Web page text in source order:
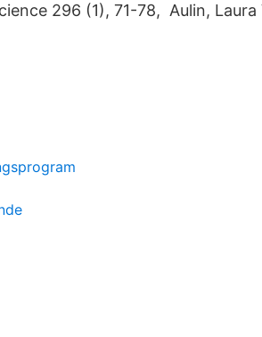
296 (1), 71-78, Aulin, Laura